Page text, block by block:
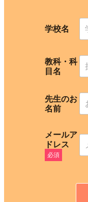
校
名
ル
ア
レ
ス
教
・
科
目
名
学校名
教科・科
目名
先生のお
名前
メールア
ドレス
必須